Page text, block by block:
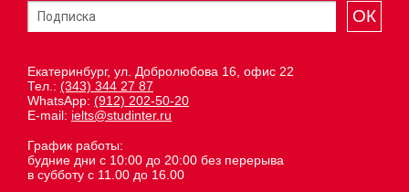
ОК
Екатеринбург, ул. Добролюбова 16, офис 22
Тел.: (343) 344 27 87
WhatsApp: (912) 202-50-20
E-mail: ielts@studinter.ru
График работы:
будние дни с 10:00 до 20:00 без перерыва
в субботу с 11.00 до 16.00